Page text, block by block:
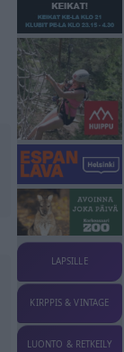
LAPSILLE
KIRPPIS & VINTAGE
LUONTO & RETKEILY